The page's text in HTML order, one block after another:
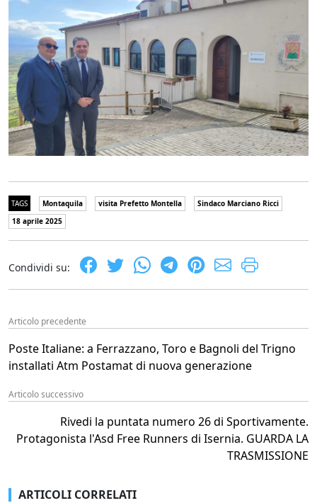
TAGS Montaquila visita Prefetto Montella
Sindaco Marciano Ricci
18 aprile 2025
Condividi su:
Articolo precedente
Poste Italiane: a Ferrazzano, Toro e Bagnoli del Trigno
installati Atm Postamat di nuova generazione
Articolo successivo
Rivedi la puntata numero 26 di Sportivamente.
Protagonista l'Asd Free Runners di Isernia. GUARDA LA
TRASMISSIONE
ARTICOLI CORRELATI